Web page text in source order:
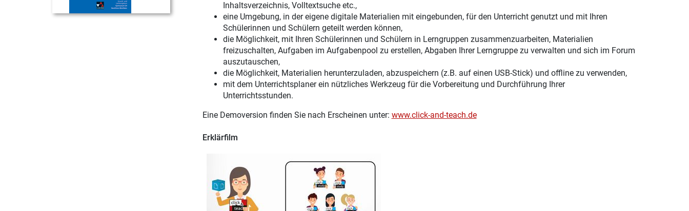
Inhaltsverzeichnis, Volltextsuche etc.,
eine Umgebung, in der eigene digitale Materialien mit eingebunden, für den Unterricht genutzt und mit Ihren
Schülerinnen und Schülern geteilt werden können,
die Möglichkeit, mit Ihren Schülerinnen und Schülern in Lerngruppen zusammenzuarbeiten, Materialien
freizuschalten, Aufgaben im Aufgabenpool zu erstellen, Abgaben Ihrer Lerngruppe zu verwalten und sich im Forum
auszutauschen,
die Möglichkeit, Materialien herunterzuladen, abzuspeichern (z.B. auf einen USB-Stick) und offline zu verwenden,
mit dem Unterrichtsplaner ein nützliches Werkzeug für die Vorbereitung und Durchführung Ihrer
Unterrichtsstunden.
Eine Demoversion finden Sie nach Erscheinen unter: www.click-and-teach.de
Erklärfilm